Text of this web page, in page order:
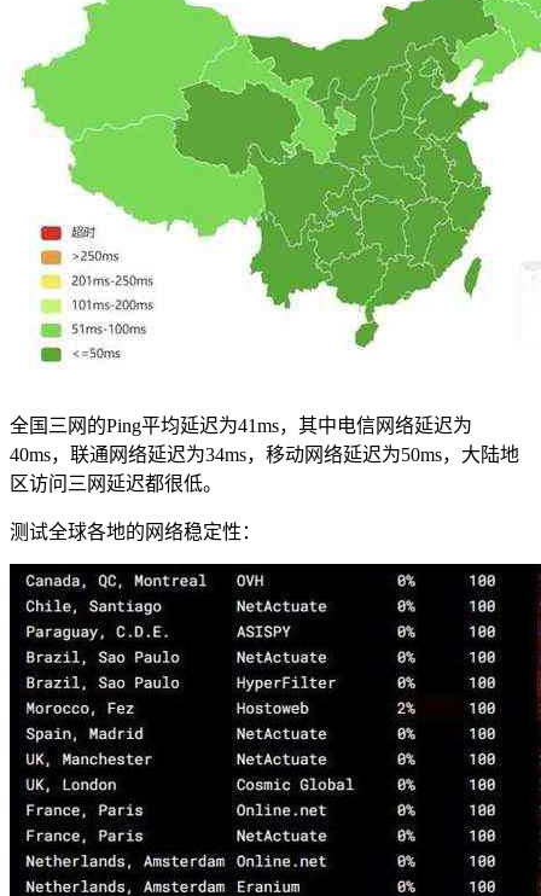
全国三网的Ping平均延迟为41ms，其中电信网络延迟为
40ms，联通网络延迟为34ms，移动网络延迟为50ms，大陆地
区访问三网延迟都很低。
测试全球各地的网络稳定性：